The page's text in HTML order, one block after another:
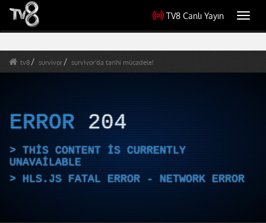
TV8 Canlı Yayın
tv8 survivor survivor'da tarihi mücadele!
ERROR 204
THIS CONTENT IS CURRENTLY
UNAVAILABLE
HLS.JS FATAL ERROR - NETWORK ERROR